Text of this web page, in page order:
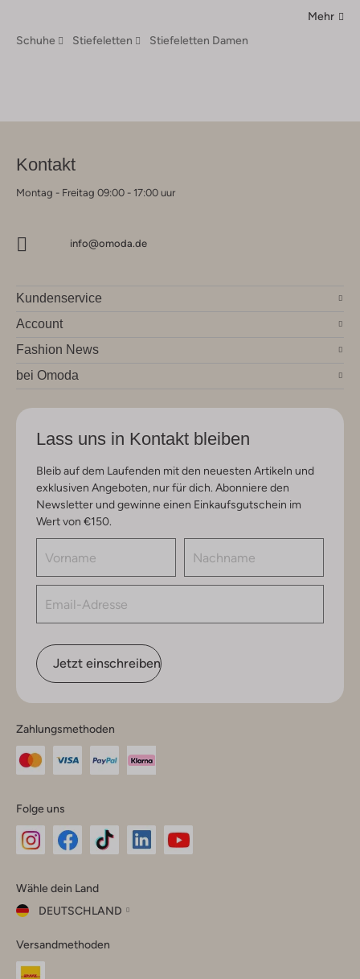
Mehr
Schuhe
Stiefeletten Stiefeletten Damen
Kontakt
Montag - Freitag 09:00 - 17:00 uur
info@omoda.de
Kundenservice
Account
Fashion News
bei Omoda
Lass uns in Kontakt bleiben
Bleib auf dem Laufenden mit den neuesten Artikeln und
exklusiven Angeboten, nur für dich. Abonniere den
Newsletter und gewinne einen Einkaufsgutschein im
Wert von €150.
Jetzt einschreiben
Zahlungsmethoden
Folge uns
Instagram
Facebook
TikTok
Wähle dein Land
DEUTSCHLAND
dein
Land
Versandmethoden